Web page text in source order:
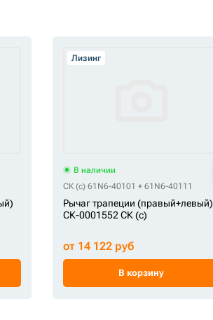
Лизинг
В наличии
СК (c) 61N6-40101 + 61N6-40111
Рычаг трапеции (правый+левый)
СК-0001552 СК (c)
от 14 122 руб
В корзину